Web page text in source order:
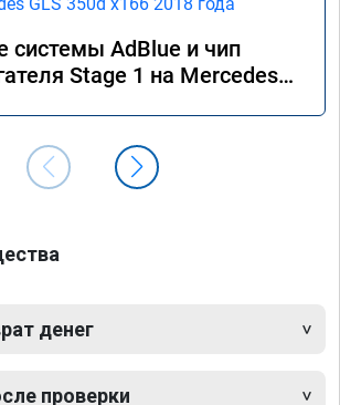
системы AdBlue и чип
Stage 1 на Mercedes
денег
проверки